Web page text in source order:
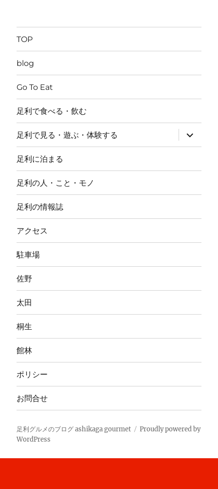
TOP
blog
Go To Eat
足利で食べる・飲む
足利で見る・遊ぶ・体験する
ブ
メ
ー
開
足利に泊まる
足利の人・こと・モノ
足利の情報誌
アクセス
駐車場
佐野
太田
桐生
館林
ポリシー
お問合せ
足利グルメのブログ ashikaga gourmet
Proudly powered by
WordPress